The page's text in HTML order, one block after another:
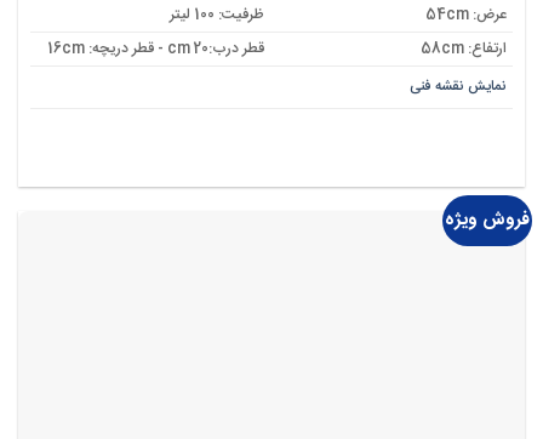
عرض: 54cm
ظرفیت: 100 لیتر
ارتفاع: 58cm
قطر درب:20 cm - قطر دریچه: 16cm
نمایش نقشه فنی
فروش ویژه